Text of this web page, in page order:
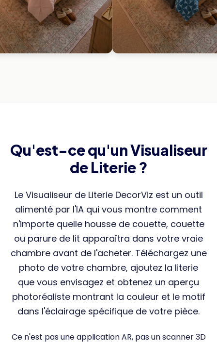
Qu'est-ce qu'un Visualiseur
de Literie ?
Le Visualiseur de Literie DecorViz est un outil
alimenté par l'IA qui vous montre comment
n'importe quelle housse de couette, couette
ou parure de lit apparaîtra dans votre vraie
chambre avant de l'acheter. Téléchargez une
photo de votre chambre, ajoutez la literie
que vous envisagez et obtenez un aperçu
photoréaliste montrant la couleur et le motif
dans l'éclairage spécifique de votre pièce.
Ce n'est pas une application AR, pas un scanner 3D